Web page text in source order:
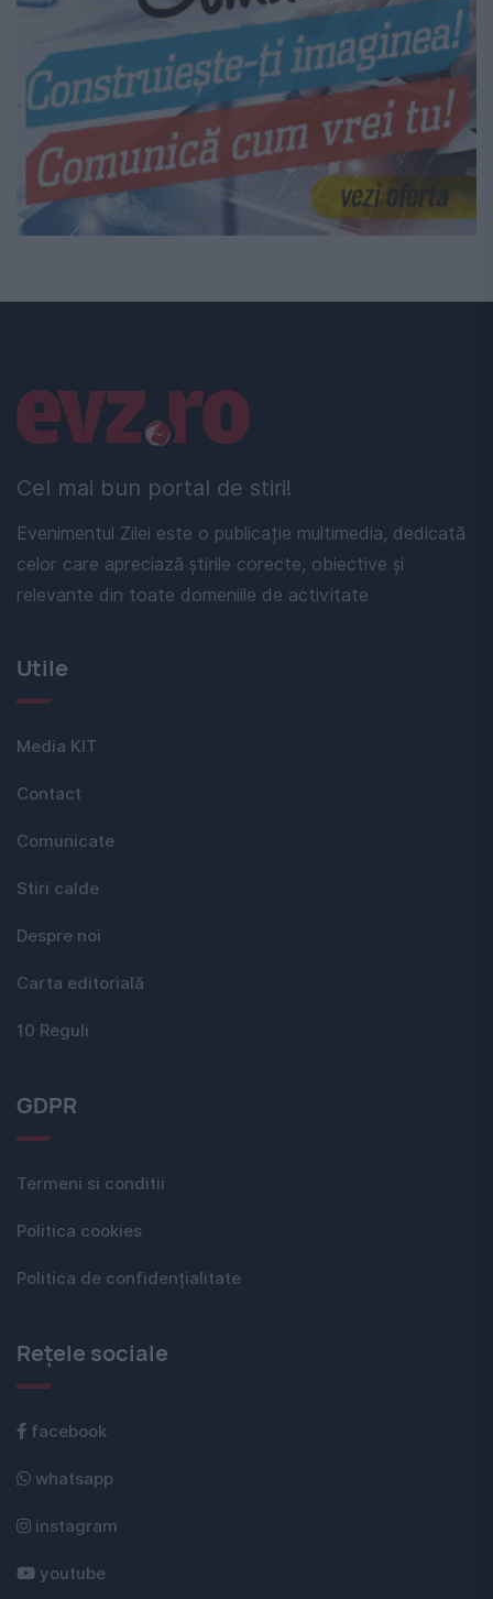
Cel mai bun portal de stiri!
Evenimentul Zilei este o publicație multimedia, dedicată
celor care apreciază știrile corecte, obiective și
relevante din toate domeniile de activitate
Linkuri utile
Utile
Media KIT
Contact
Comunicate
Stiri calde
Despre noi
Carta editorială
10 Reguli
GDPR
Termeni si conditii
Politica cookies
Politica de confidențialitate
Rețele sociale
facebook
whatsapp
instagram
youtube